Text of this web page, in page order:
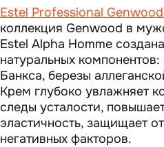
Estel Professional
коллекция Genwood в
Estel Alpha Homme
натуральных компонентов:
Банкса, березы
Крем глубоко увлажняет
следы усталости,
эластичность, защищает
негативных факторов.